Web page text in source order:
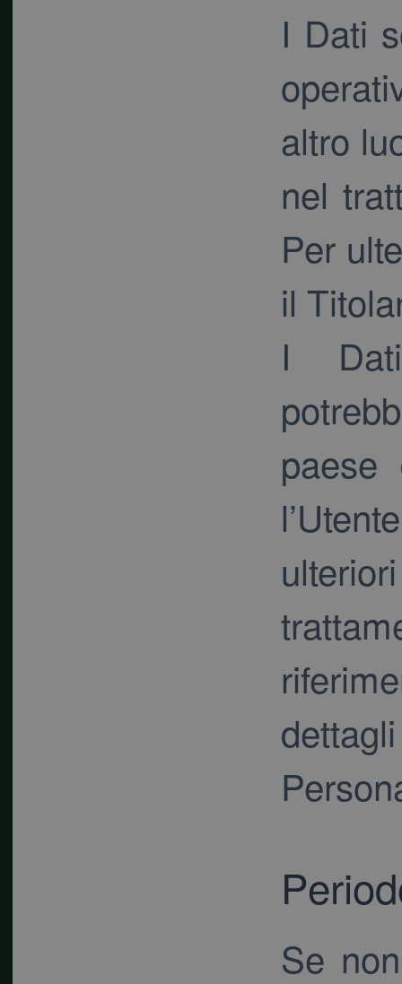
I Dati
altro
nel
Per
il
I Dati
Se